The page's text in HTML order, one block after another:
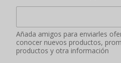
Añada amigos para enviarles
conocer nuevos productos,
productos y otra información